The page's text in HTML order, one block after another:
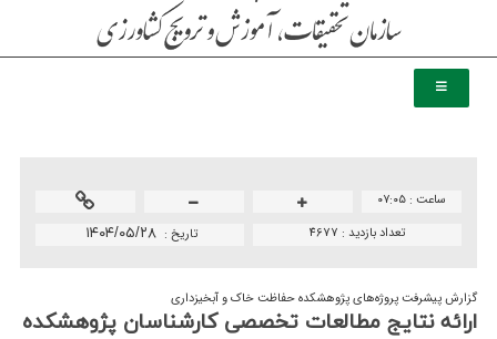
ساعت :۰۷:۰۵
تاريخ : ۱۴۰۴/۰۵/۲۸ تعداد بازدید : 4677
گزارش پیشرفت پروژه‌های پژوهشکده حفاظت خاک و آبخیزداری
ارائه نتایج مطالعات تخصصی كارشناسان پژوهشكده